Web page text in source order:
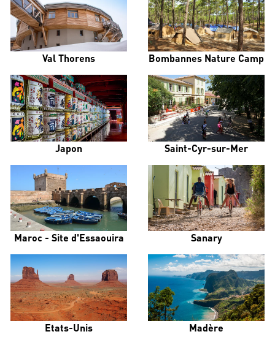
Val Thorens Bombannes Nature Camp
Japon Saint-Cyr-sur-Mer
Maroc - Site d'Essaouira Sanary
Etats-Unis Madère